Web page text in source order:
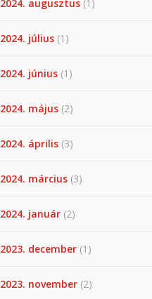
2024. augusztus (1)
2024. július (1)
2024. június (1)
2024. május (2)
2024. április (3)
2024. március (3)
2024. január (2)
2023. december (1)
2023. november (2)